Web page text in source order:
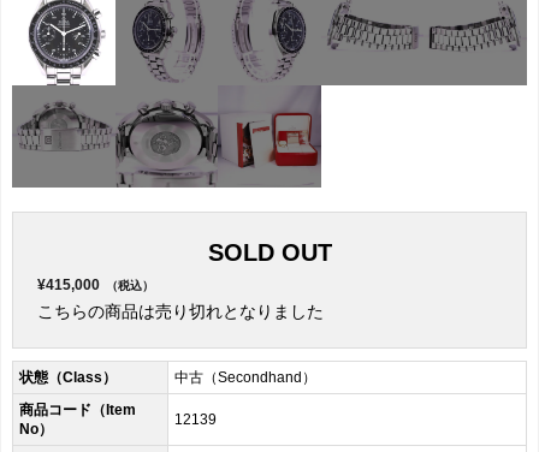
SOLD OUT
¥415,000 （税込）
こちらの商品は売り切れとなりました
状態（Class）
中古（Secondhand）
商品コード（Item
No）
12139